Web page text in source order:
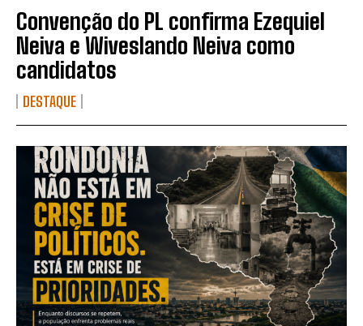
Convenção do PL confirma Ezequiel
Neiva e Wiveslando Neiva como
candidatos
DESTAQUE